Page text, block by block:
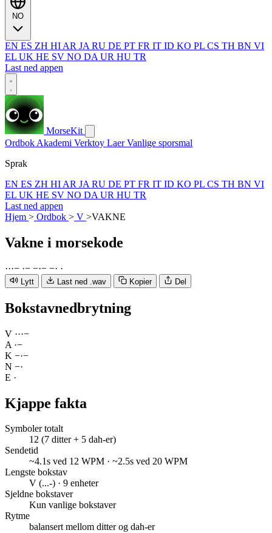
EN ES ZH HI AR JA RU DE PT FR IT ID KO PL CS TH BN VI
EL UK HE SV NO DA UR HU TR
Last ned appen
MorseKit
Ordbok Akademi Verktoy LaerVanlige sporsmal
Sprak
EN ES ZH HI AR JA RU DE PT FR IT ID KO PL CS TH BN VI
EL UK HE SV NO DA UR HU TR
Last ned appen
Hjem > Ordbok > V >VAKNE
Vakne i morsekode
···− ·− −·− −· ·
Lytt Last ned .wav Kopier Del
Bokstavnedbrytning
V ···−
A ·−
K −·−
N −·
E ·
Kjappe fakta
Symboler totalt
12 (7 ditter + 5 dah-er)
Sendetid
~4.1s ved 12 WPM · ~2.5s ved 20 WPM
Lengste bokstav
V (...-) · 9 enheter
Sjeldne bokstaver
Kun vanlige bokstaver
Rytme
balansert mellom ditter og dah-er